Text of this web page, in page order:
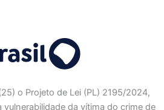
o Projeto de Lei (PL) 2195/2024,
da vítima do crime de